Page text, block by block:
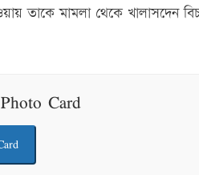
তাকে মামলা থেকে খালাসদেন
Card